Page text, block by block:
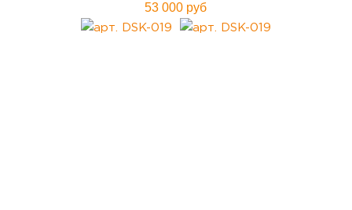
53 000 руб